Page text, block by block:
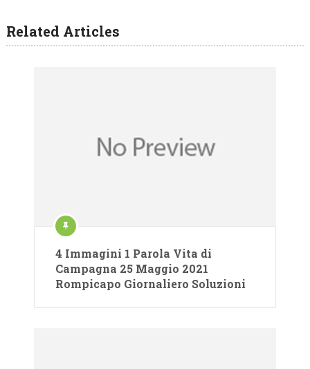
Related Articles
4 Immagini 1 Parola Vita di
Campagna 25 Maggio 2021
Rompicapo Giornaliero Soluzioni